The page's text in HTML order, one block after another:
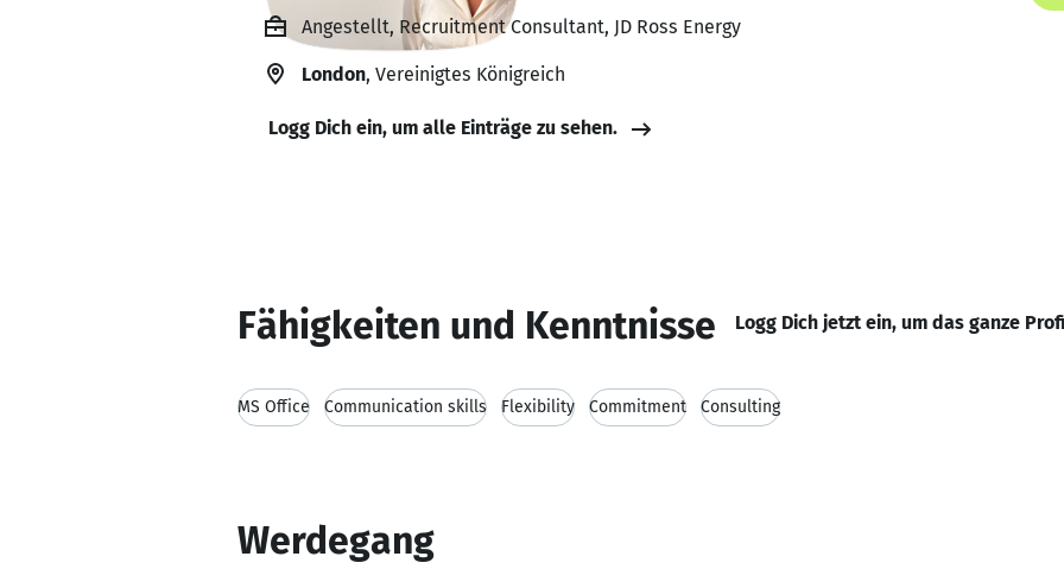
Angestellt, Recruitment Consultant, JD Ross Energy
London, Vereinigtes Königreich
Logg Dich ein, um alle Einträge zu sehen.
Fähigkeiten und Kenntnisse Logg Dich jetzt ein, um das ganze
MS Office Communication skills Flexibility Commitment Consulting
Werdegang